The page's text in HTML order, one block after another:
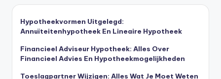
Hypotheekvormen Uitgelegd:
Annuïteitenhypotheek En Lineaire Hypotheek
Financieel Adviseur Hypotheek: Alles Over
Financieel Advies En Hypotheekmogelijkheden
Toeslagpartner Wijzigen: Alles Wat Je Moet Weten